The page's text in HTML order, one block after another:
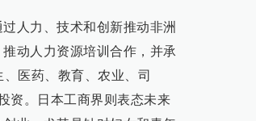
人力、技术和创新推动非洲
动人力资源培训合作，并承
医药、教育、农业、司
资。日本工商界则表态未来